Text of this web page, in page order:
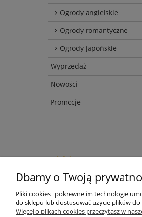
Ogrody angielskie
Ogrody romantyczne
Ogrody japońskie
Wyprzedaż
Nowości
Promocje
Potrzebujesz pomocy?
+48 502 871 736
Dbamy o Twoją
Pliki cookies i pokrewne im technologie
do sklepu lub dostosować użycie plików
Więcej o plikach cookies przeczytasz w